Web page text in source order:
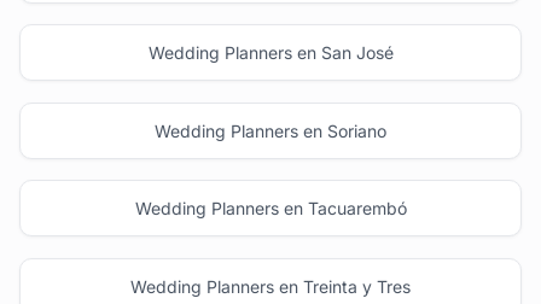
Wedding Planners en San José
Wedding Planners en Soriano
Wedding Planners en Tacuarembó
Wedding Planners en Treinta y Tres